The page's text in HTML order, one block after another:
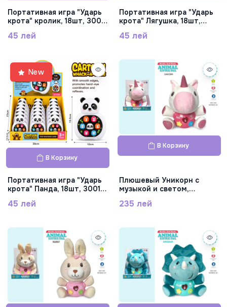
Портативная игра "Ударь
крота" кролик, 18шт, 3001-
45 лей
Портативная игра "Ударь
крота" Лягушка, 18шт,
45 лей
New
В Корзину
Портативная игра "Ударь
крота" Панда, 18шт, 3001-
45 лей
В Корзину
Плюшевый Уникорн с
музыкой и светом,
235 лей